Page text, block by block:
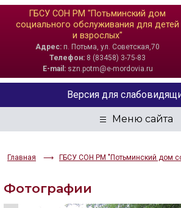
ГБСУ СОН РМ "Потьминский дом
социального обслуживания для детей
и взрослых"
Адрес: п. Потьма, ул. Советская,70
Телефон: 8 (83458) 3-75-83
E-mail:szn.potm@e-mordovia.ru
Главная ГБСУ СОН РМ "Потьминский дом
Версия для
ЦВЕТОВАЯ СХЕМА
Aa Aa Aa
Фотографии